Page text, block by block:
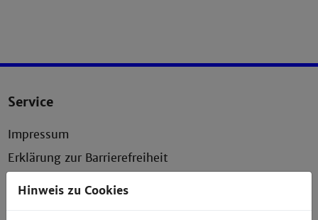
Service
Impressum
Erklärung zur Barrierefreiheit
Hinweis zu Cookies